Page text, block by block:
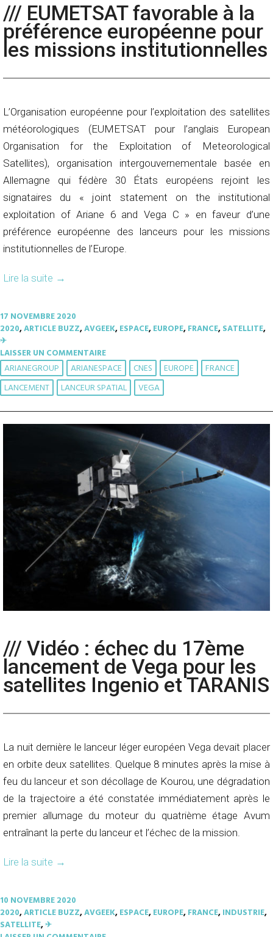
/// EUMETSAT favorable à la
préférence européenne pour
les missions institutionnelles
L’Organisation européenne pour l’exploitation des satellites
météorologiques (EUMETSAT pour l’anglais European
Organisation for the Exploitation of Meteorological
Satellites), organisation intergouvernementale basée en
Allemagne qui fédère 30 États européens rejoint les
signataires du « joint statement on the institutional
exploitation of Ariane 6 and Vega C » en faveur d’une
préférence européenne des lanceurs pour les missions
institutionnelles de l’Europe.
Lire la suite →
17 NOVEMBRE 2020
2020,ARTICLE BUZZ,AVGEEK,ESPACE,EUROPE,FRANCE,SATELLITE,
✈︎
LAISSER UN COMMENTAIRE
ARIANEGROUP ARIANESPACE CNES EUROPE
FRANCE
LANCEMENT
LANCEUR SPATIAL VEGA
/// Vidéo : échec du 17ème
lancement de Vega pour les
satellites Ingenio et TARANIS
La nuit dernière le lanceur léger européen Vega devait placer
en orbite deux satellites. Quelque 8 minutes après la mise à
feu du lanceur et son décollage de Kourou, une dégradation
de la trajectoire a été constatée immédiatement après le
premier allumage du moteur du quatrième étage Avum
entraînant la perte du lanceur et l’échec de la mission.
Lire la suite →
10 NOVEMBRE 2020
2020,ARTICLE BUZZ,AVGEEK,ESPACE,EUROPE,FRANCE,INDUSTRIE,
SATELLITE,✈︎